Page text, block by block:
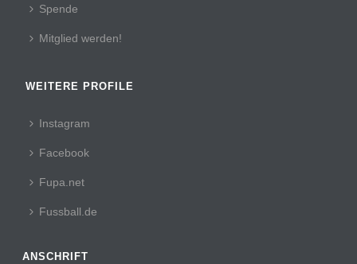
Spende
Mitglied werden!
WEITERE PROFILE
Instagram
Facebook
Fupa.net
Fussball.de
ANSCHRIFT